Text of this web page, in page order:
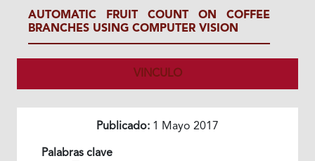
AUTOMATIC FRUIT COUNT ON COFFEE
BRANCHES USING COMPUTER VISION
VINCULO
Publicado: 1 Mayo 2017
Palabras clave